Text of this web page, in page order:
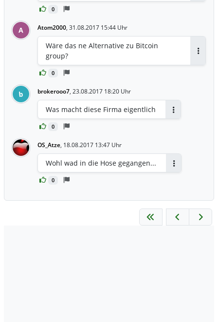
0
A Atom2000, 31.08.2017 15:44 Uhr
0
Wäre das ne Alternative zu Bitcoin
group?
b brokerooo7, 23.08.2017 18:20 Uhr
0
Was macht diese Firma eigentlich
OS_Atze, 18.08.2017 13:47 Uhr
0
Wohl wad in die Hose gegangen...